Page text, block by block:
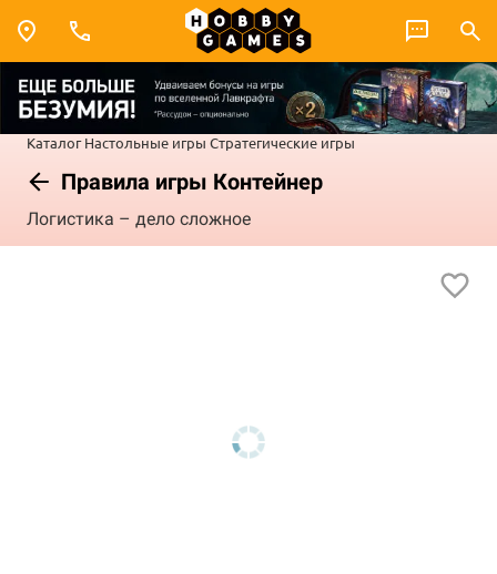
Каталог Настольные игры Стратегические игры
Правила игры Контейнер
Логистика – дело сложное